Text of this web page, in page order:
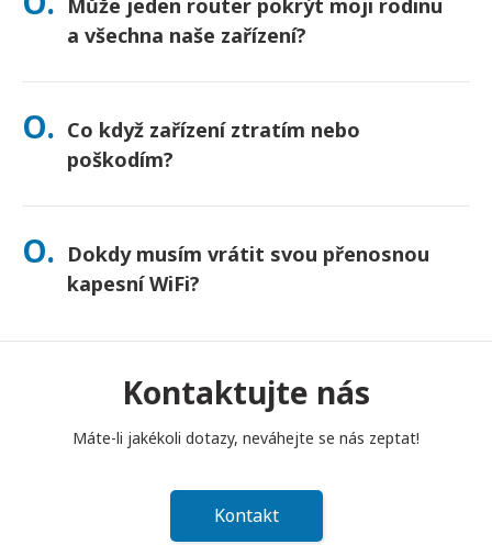
možnost pro vaši oblast.
a všechna naše zařízení?
Ano – připojte až 10 zařízení najednou (telefony, tablety,
používání přikládáme powerbanku zdarma.
O. Co když zařízení ztratím nebo
poškodím?
Při placení si můžete přidat Pojištění, které kryje ztrátu nebo
se něco stane, okamžitě nás kontaktujte – pomůžeme vám
zůstat ve spojení.
O. Dokdy musím vrátit svou přenosnou
kapesní WiFi?
pronájmu. Pokud se s vrácením opozdíte, bude vám účtován
Kontaktujte nás
Máte-li jakékoli dotazy, neváhejte se nás zeptat!
Kontakt